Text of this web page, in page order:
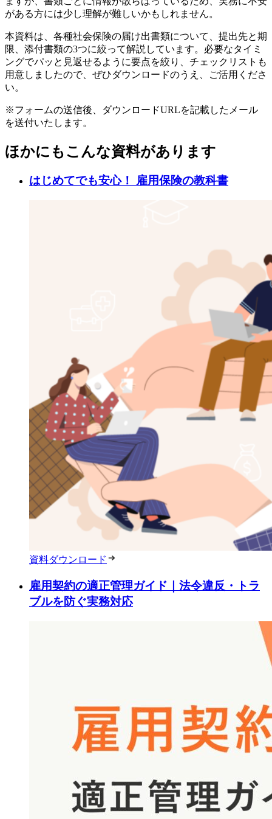
がある方には少し理解が難しいかもしれません。
本資料は、各種社会保険の届け出書類について、提出先と期
限、添付書類の3つに絞って解説しています。必要なタイミ
ングでパッと見返せるように要点を絞り、チェックリストも
用意しましたので、ぜひダウンロードのうえ、ご活用くださ
い。
※フォームの送信後、ダウンロードURLを記載したメール
を送付いたします。
ほかにもこんな資料があります
はじめてでも安心！ 雇用保険の教科書
資料ダウンロード
雇用契約の適正管理ガイド｜法令違反・トラ
ブルを防ぐ実務対応